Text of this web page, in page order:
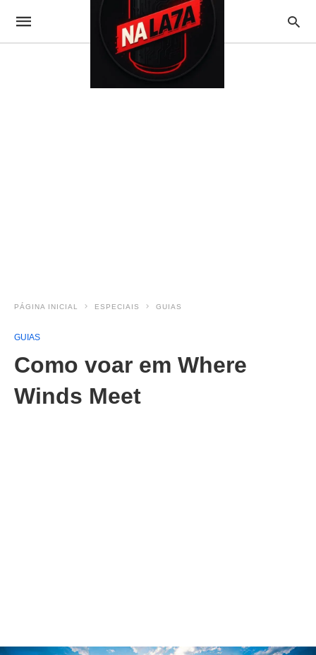
PÁGINA INICIAL ESPECIAIS GUIAS
GUIAS
Como voar em Where
Winds Meet